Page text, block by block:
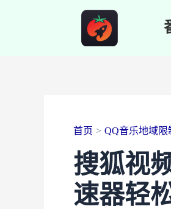
首页 QQ音乐地域限
搜狐视
速器轻